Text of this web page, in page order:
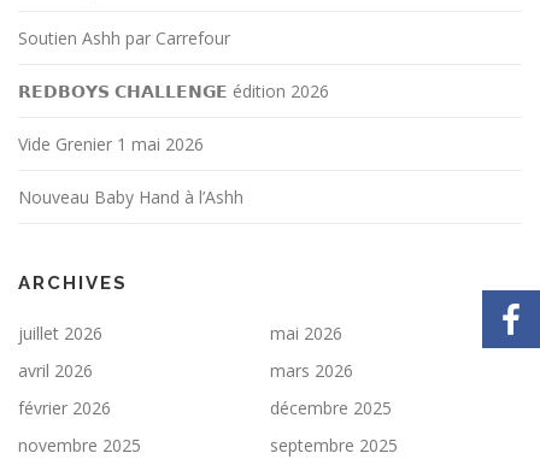
Soutien Ashh par Carrefour
𝗥𝗘𝗗𝗕𝗢𝗬𝗦 𝗖𝗛𝗔𝗟𝗟𝗘𝗡𝗚𝗘 édition 2026
Vide Grenier 1 mai 2026
Nouveau Baby Hand à l’Ashh
ARCHIVES
juillet 2026
mai 2026
avril 2026
mars 2026
février 2026
décembre 2025
novembre 2025
septembre 2025